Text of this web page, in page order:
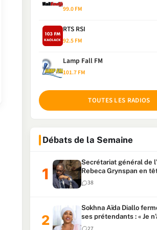
99.0 FM
RTS RSI
92.5 FM
Lamp Fall FM
101.7 FM
TOUTES LES RADIOS
Débats de la Semaine
Secrétariat général de
Rebeca Grynspan en
vote, Macky Sall pointe
38
Sokhna Aïda Diallo
ses prétendants : « Je
jamais un autre mari »